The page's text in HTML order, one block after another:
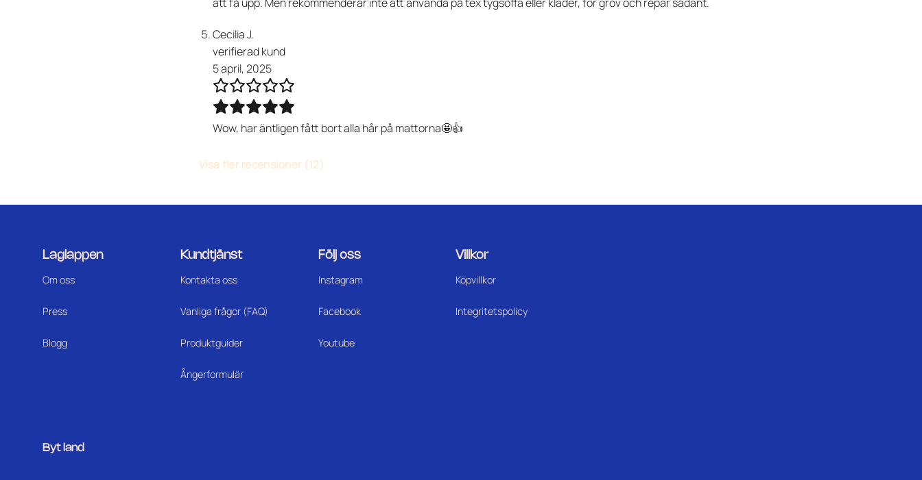
Cecilia J.
verifierad kund
5 april, 2025
Wow, har äntligen fått bort alla hår på mattorna🤩👍
Visa fler recensioner (12)
Laglappen
Om oss
Press
Blogg
Kundtjänst
Kontakta oss
Vanliga frågor (FAQ)
Produktguider
Ångerformulär
Följ oss
Instagram
Facebook
Youtube
Villkor
Köpvillkor
Integritetspolicy
Byt land